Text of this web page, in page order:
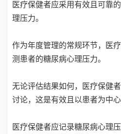
医疗保健者应采用有效且可靠
理压力。
作为年度管理的常规环节，医
测患者的糖尿病心理压力。
无论评估结果如何，医疗保健
讨论，这是有效且以患者为中
医疗保健者应记录糖尿病心理